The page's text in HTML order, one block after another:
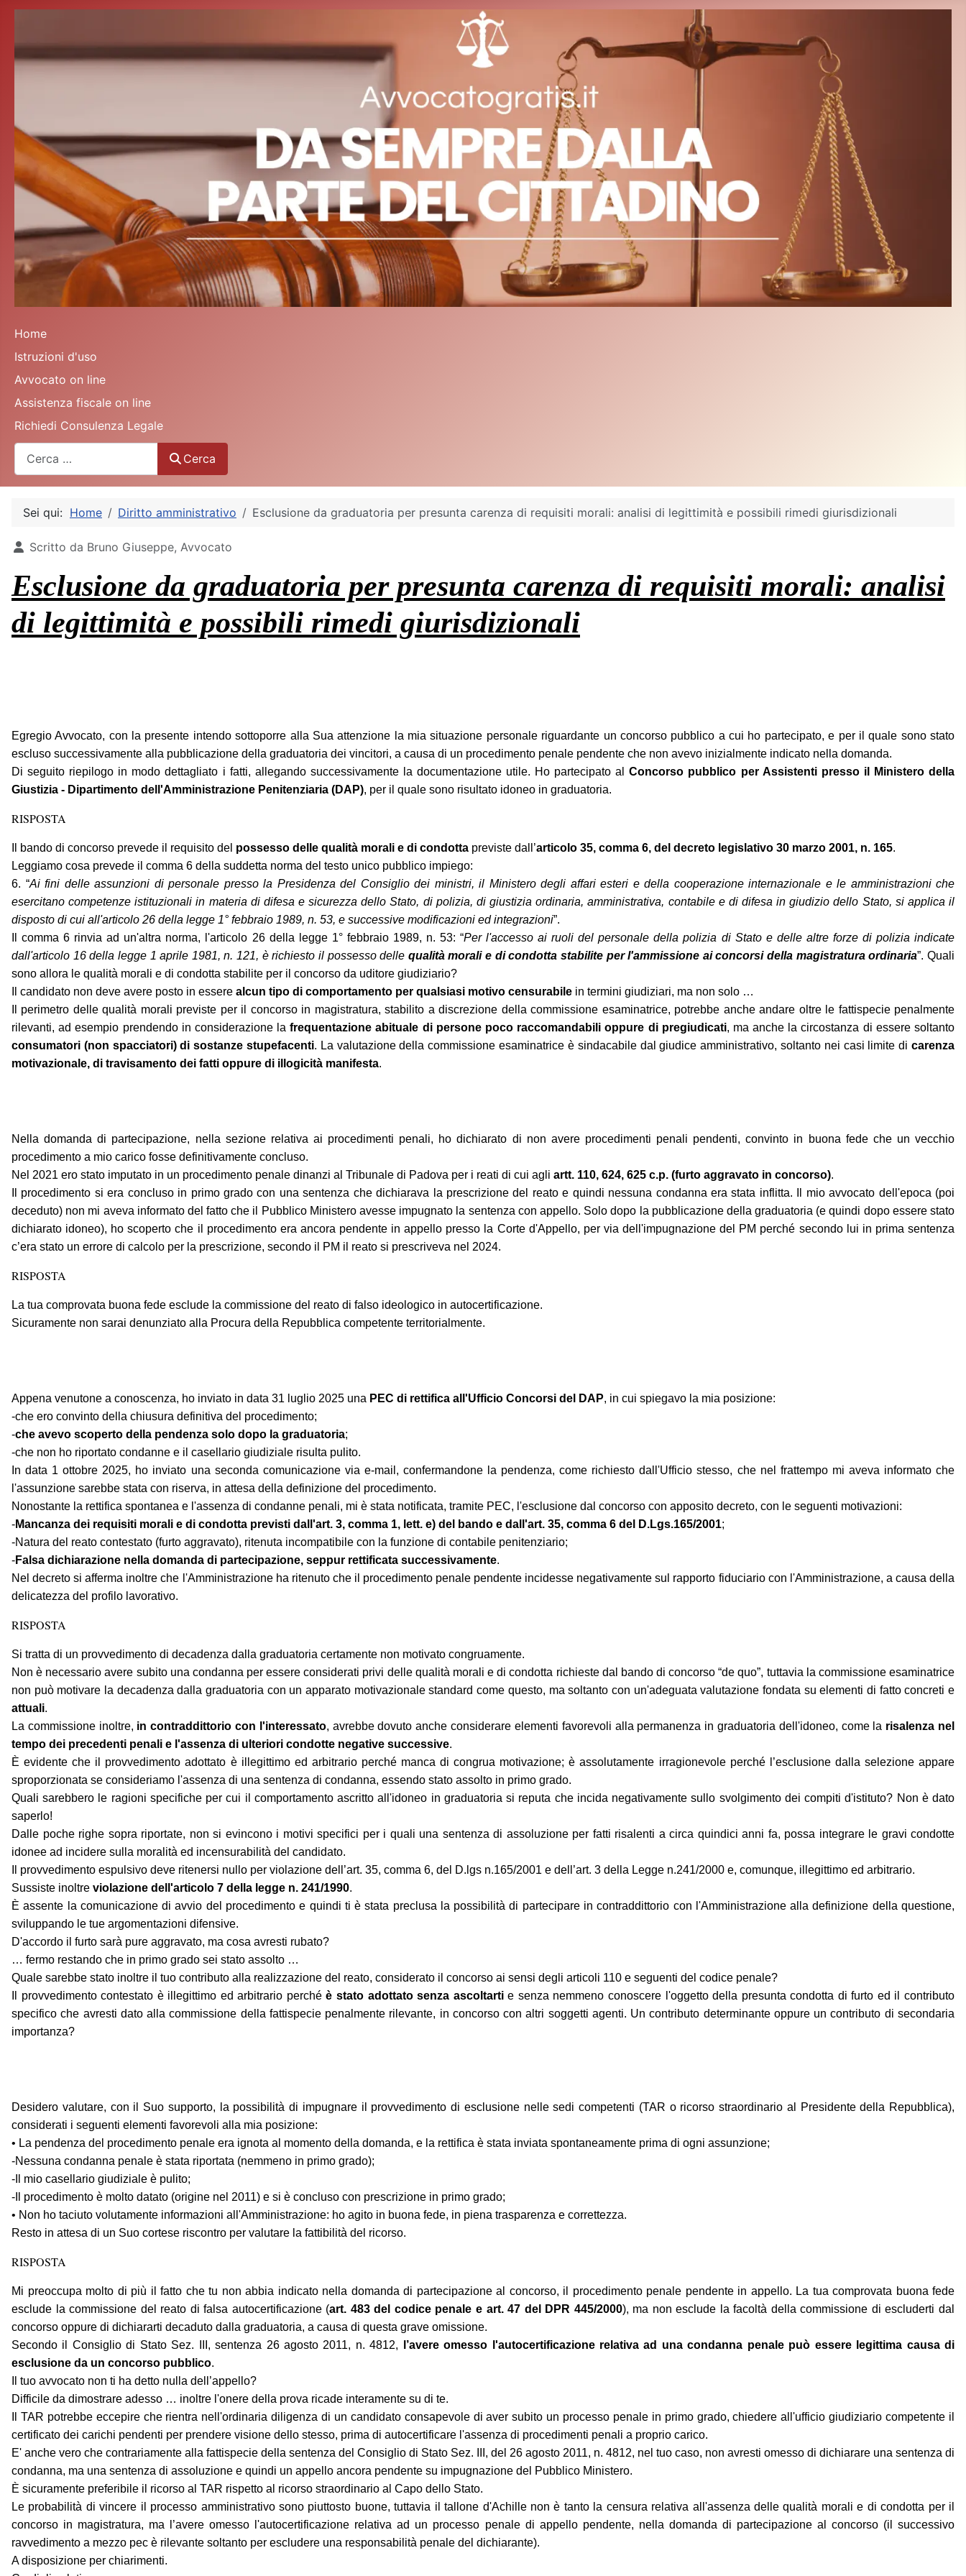
Home
Istruzioni d'uso
Avvocato on line
Assistenza fiscale on line
Richiedi Consulenza Legale
Cerca
Sei qui: Home Diritto amministrativo Esclusione da graduatoria per presunta carenza di requisiti morali: analisi di legittimità e possibili rimedi giurisdizionali
Dettagli
Scritto da Bruno Giuseppe, Avvocato
Esclusione da graduatoria per presunta carenza di requisiti morali: analisi
di legittimità e possibili rimedi giurisdizionali
Egregio Avvocato, con la presente intendo sottoporre alla Sua attenzione la mia situazione personale riguardante un concorso pubblico a cui ho partecipato, e per il quale sono stato
escluso successivamente alla pubblicazione della graduatoria dei vincitori, a causa di un procedimento penale pendente che non avevo inizialmente indicato nella domanda.
Di seguito riepilogo in modo dettagliato i fatti, allegando successivamente la documentazione utile. Ho partecipato alConcorso pubblico per Assistenti presso il Ministero della
Giustizia - Dipartimento dell'Amministrazione Penitenziaria (DAP), per il quale sono risultato idoneo in graduatoria.
RISPOSTA
Il bando di concorso prevede il requisito del possesso delle qualità morali e di condotta previste dall’articolo 35, comma 6, del decreto legislativo 30 marzo 2001, n. 165.
Leggiamo cosa prevede il comma 6 della suddetta norma del testo unico pubblico impiego:
6. “Ai fini delle assunzioni di personale presso la Presidenza del Consiglio dei ministri, il Ministero degli affari esteri e della cooperazione internazionale e le amministrazioni che
esercitano competenze istituzionali in materia di difesa e sicurezza dello Stato, di polizia, di giustizia ordinaria, amministrativa, contabile e di difesa in giudizio dello Stato, si applica il
disposto di cui all'articolo 26 della legge 1° febbraio 1989, n. 53, e successive modificazioni ed integrazioni”.
Il comma 6 rinvia ad un'altra norma, l'articolo 26 della legge 1° febbraio 1989, n. 53: “Per l'accesso ai ruoli del personale della polizia di Stato e delle altre forze di polizia indicate
dall'articolo 16 della legge 1 aprile 1981, n. 121, è richiesto il possesso delle qualità morali e di condotta stabilite per l'ammissione ai concorsi della magistratura ordinaria”. Quali
sono allora le qualità morali e di condotta stabilite per il concorso da uditore giudiziario?
Il candidato non deve avere posto in essere alcun tipo di comportamento per qualsiasi motivo censurabile in termini giudiziari, ma non solo …
Il perimetro delle qualità morali previste per il concorso in magistratura, stabilito a discrezione della commissione esaminatrice, potrebbe anche andare oltre le fattispecie penalmente
rilevanti, ad esempio prendendo in considerazione lafrequentazione abituale di persone poco raccomandabili oppure di pregiudicati, ma anche la circostanza di essere soltanto
consumatori (non spacciatori) di sostanze stupefacenti. La valutazione della commissione esaminatrice è sindacabile dal giudice amministrativo, soltanto nei casi limite dicarenza
motivazionale, di travisamento dei fatti oppure di illogicità manifesta.
Nella domanda di partecipazione, nella sezione relativa ai procedimenti penali, ho dichiarato di non avere procedimenti penali pendenti, convinto in buona fede che un vecchio
procedimento a mio carico fosse definitivamente concluso.
Nel 2021 ero stato imputato in un procedimento penale dinanzi al Tribunale di Padova per i reati di cui agli artt. 110, 624, 625 c.p. (furto aggravato in concorso).
Il procedimento si era concluso in primo grado con una sentenza che dichiarava la prescrizione del reato e quindi nessuna condanna era stata inflitta. Il mio avvocato dell'epoca (poi
deceduto) non mi aveva informato del fatto che il Pubblico Ministero avesse impugnato la sentenza con appello. Solo dopo la pubblicazione della graduatoria (e quindi dopo essere stato
dichiarato idoneo), ho scoperto che il procedimento era ancora pendente in appello presso la Corte d'Appello, per via dell'impugnazione del PM perché secondo lui in prima sentenza
c’era stato un errore di calcolo per la prescrizione, secondo il PM il reato si prescriveva nel 2024.
RISPOSTA
La tua comprovata buona fede esclude la commissione del reato di falso ideologico in autocertificazione.
Sicuramente non sarai denunziato alla Procura della Repubblica competente territorialmente.
Appena venutone a conoscenza, ho inviato in data 31 luglio 2025 una PEC di rettifica all'Ufficio Concorsi del DAP, in cui spiegavo la mia posizione:
-che ero convinto della chiusura definitiva del procedimento;
-che avevo scoperto della pendenza solo dopo la graduatoria;
-che non ho riportato condanne e il casellario giudiziale risulta pulito.
In data 1 ottobre 2025, ho inviato una seconda comunicazione via e-mail, confermandone la pendenza, come richiesto dall'Ufficio stesso, che nel frattempo mi aveva informato che
l'assunzione sarebbe stata con riserva, in attesa della definizione del procedimento.
Nonostante la rettifica spontanea e l'assenza di condanne penali, mi è stata notificata, tramite PEC, l'esclusione dal concorso con apposito decreto, con le seguenti motivazioni:
-Mancanza dei requisiti morali e di condotta previsti dall'art. 3, comma 1, lett. e) del bando e dall'art. 35, comma 6 del D.Lgs.165/2001;
-Natura del reato contestato (furto aggravato), ritenuta incompatibile con la funzione di contabile penitenziario;
-Falsa dichiarazione nella domanda di partecipazione, seppur rettificata successivamente.
Nel decreto si afferma inoltre che l'Amministrazione ha ritenuto che il procedimento penale pendente incidesse negativamente sul rapporto fiduciario con l'Amministrazione, a causa della
delicatezza del profilo lavorativo.
RISPOSTA
Si tratta di un provvedimento di decadenza dalla graduatoria certamente non motivato congruamente.
Non è necessario avere subito una condanna per essere considerati privi delle qualità morali e di condotta richieste dal bando di concorso “de quo”, tuttavia la commissione esaminatrice
non può motivare la decadenza dalla graduatoria con un apparato motivazionale standard come questo, ma soltanto con un'adeguata valutazione fondata su elementi di fatto concreti e
attuali.
La commissione inoltre, in contraddittorio con l'interessato, avrebbe dovuto anche considerare elementi favorevoli alla permanenza in graduatoria dell'idoneo, come la risalenza nel
tempo dei precedenti penali e l'assenza di ulteriori condotte negative successive.
È evidente che il provvedimento adottato è illegittimo ed arbitrario perché manca di congrua motivazione; è assolutamente irragionevole perché l’esclusione dalla selezione appare
sproporzionata se consideriamo l'assenza di una sentenza di condanna, essendo stato assolto in primo grado.
Quali sarebbero le ragioni specifiche per cui il comportamento ascritto all'idoneo in graduatoria si reputa che incida negativamente sullo svolgimento dei compiti d'istituto? Non è dato
saperlo!
Dalle poche righe sopra riportate, non si evincono i motivi specifici per i quali una sentenza di assoluzione per fatti risalenti a circa quindici anni fa, possa integrare le gravi condotte
idonee ad incidere sulla moralità ed incensurabilità del candidato.
Il provvedimento espulsivo deve ritenersi nullo per violazione dell’art. 35, comma 6, del D.lgs n.165/2001 e dell’art. 3 della Legge n.241/2000 e, comunque, illegittimo ed arbitrario.
Sussiste inoltre violazione dell'articolo 7 della legge n. 241/1990.
È assente la comunicazione di avvio del procedimento e quindi ti è stata preclusa la possibilità di partecipare in contraddittorio con l'Amministrazione alla definizione della questione,
sviluppando le tue argomentazioni difensive.
D'accordo il furto sarà pure aggravato, ma cosa avresti rubato?
… fermo restando che in primo grado sei stato assolto …
Quale sarebbe stato inoltre il tuo contributo alla realizzazione del reato, considerato il concorso ai sensi degli articoli 110 e seguenti del codice penale?
Il provvedimento contestato è illegittimo ed arbitrario perchéè stato adottato senza ascoltartie senza nemmeno conoscere l'oggetto della presunta condotta di furto ed il contributo
specifico che avresti dato alla commissione della fattispecie penalmente rilevante, in concorso con altri soggetti agenti. Un contributo determinante oppure un contributo di secondaria
importanza?
Desidero valutare, con il Suo supporto, la possibilità di impugnare il provvedimento di esclusione nelle sedi competenti (TAR o ricorso straordinario al Presidente della Repubblica),
considerati i seguenti elementi favorevoli alla mia posizione:
• La pendenza del procedimento penale era ignota al momento della domanda, e la rettifica è stata inviata spontaneamente prima di ogni assunzione;
-Nessuna condanna penale è stata riportata (nemmeno in primo grado);
-Il mio casellario giudiziale è pulito;
-Il procedimento è molto datato (origine nel 2011) e si è concluso con prescrizione in primo grado;
• Non ho taciuto volutamente informazioni all'Amministrazione: ho agito in buona fede, in piena trasparenza e correttezza.
Resto in attesa di un Suo cortese riscontro per valutare la fattibilità del ricorso.
RISPOSTA
Mi preoccupa molto di più il fatto che tu non abbia indicato nella domanda di partecipazione al concorso, il procedimento penale pendente in appello. La tua comprovata buona fede
esclude la commissione del reato di falsa autocertificazione (art. 483 del codice penale e art. 47 del DPR 445/2000), ma non esclude la facoltà della commissione di escluderti dal
concorso oppure di dichiararti decaduto dalla graduatoria, a causa di questa grave omissione.
Secondo il Consiglio di Stato Sez. III, sentenza 26 agosto 2011, n. 4812,
l’avere omesso l'autocertificazione relativa ad una condanna penale può essere legittima causa di
esclusione da un concorso pubblico.
Il tuo avvocato non ti ha detto nulla dell’appello?
Difficile da dimostrare adesso … inoltre l'onere della prova ricade interamente su di te.
Il TAR potrebbe eccepire che rientra nell'ordinaria diligenza di un candidato consapevole di aver subito un processo penale in primo grado, chiedere all'ufficio giudiziario competente il
certificato dei carichi pendenti per prendere visione dello stesso, prima di autocertificare l'assenza di procedimenti penali a proprio carico.
E' anche vero che contrariamente alla fattispecie della sentenza del Consiglio di Stato Sez. III, del 26 agosto 2011, n. 4812, nel tuo caso, non avresti omesso di dichiarare una sentenza di
condanna, ma una sentenza di assoluzione e quindi un appello ancora pendente su impugnazione del Pubblico Ministero.
È sicuramente preferibile il ricorso al TAR rispetto al ricorso straordinario al Capo dello Stato.
Le probabilità di vincere il processo amministrativo sono piuttosto buone, tuttavia il tallone d'Achille non è tanto la censura relativa all'assenza delle qualità morali e di condotta per il
concorso in magistratura, ma l’avere omesso l'autocertificazione relativa ad un processo penale di appello pendente, nella domanda di partecipazione al concorso (il successivo
ravvedimento a mezzo pec è rilevante soltanto per escludere una responsabilità penale del dichiarante).
A disposizione per chiarimenti.